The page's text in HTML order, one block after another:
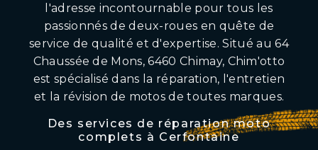
l'adresse incontournable pour tous les
passionnés de deux-roues en quête de
service de qualité et d'expertise. Situé au 64
Chaussée de Mons, 6460 Chimay, Chim'otto
est spécialisé dans la réparation, l'entretien
et la révision de motos de toutes marques.
Des services de réparation moto
complets à Cerfontaine